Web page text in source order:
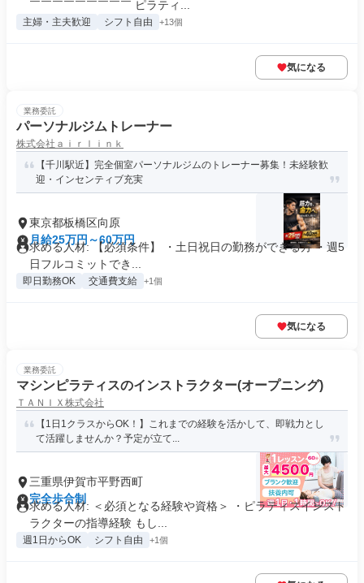
￣￣￣￣￣￣￣￣￣ ピラティ...
主婦・主夫歓迎 シフト自由 +13個
気になる
業務委託
パーソナルジムトレーナー
株式会社ａｉｒｌｉｎｋ
【千川駅近】完全個室パーソナルジムのトレーナー募集！未経験歓
迎・インセンティブ充実
東京都板橋区向原
月給25万円～60万円
求める人材: 【必須条件】 ・土日祝日の勤務ができる方 ・週5
日フルコミットでき...
即日勤務OK 交通費支給 +1個
気になる
業務委託
マシンピラティスのインストラクター(オープニング)
ＴＡＮＩＸ株式会社
【1日1クラスからOK！】これまでの経験を活かして、即戦力とし
て活躍しませんか？予定が立て...
三重県伊賀市平野西町
完全歩合制
求める人材: ＜必須となる経験や資格＞ ・ピラティスインスト
ラクターの指導経験 もし...
週1日からOK シフト自由 +1個